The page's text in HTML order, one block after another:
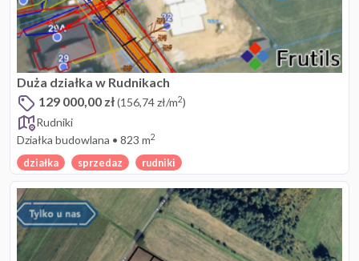
Duża działka w Rudnikach
129 000,00 zł(156,74 zł/m2)
Rudniki
Działka budowlana • 823 m2
działka sprzedaz rudniki